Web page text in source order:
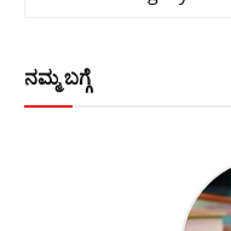
ನಮ್ಮ ಬಗ್ಗೆ